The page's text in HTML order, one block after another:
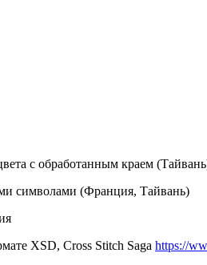
с обработанным краем
символами (Франция, Тайвань)
XSD, Cross Stitch Saga https://